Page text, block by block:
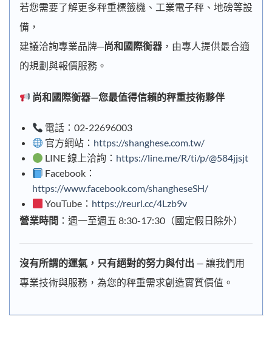
若您需要了解更多秤重標籤機、工業電子秤、地磅等設
備，
建議洽詢專業品牌─尚和國際衡器 ，由專人提供最合適
的規劃與報價服務。
尚和國際衡器—您最值得信賴的秤重技術夥伴
電話：02-22696003
官方網站： https://shanghese.com.tw/
LINE 線上洽詢： https://line.me/R/ti/p/@584jjsjt
Facebook：
https://www.facebook.com/shangheseSH/
YouTube： https://reurl.cc/4Lzb9v
營業時間 ：週一至週五 8:30-17:30（國定假日除外）
沒有所謂的運氣，只有絕對的努力與付出 — 讓我們用
專業技術與服務，為您的秤重需求創造實質價值。